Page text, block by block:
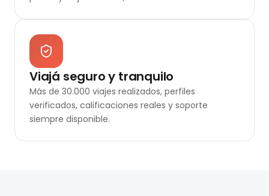
Viajá seguro y tranquilo
Más de 30.000 viajes realizados, perfiles
verificados, calificaciones reales y soporte
siempre disponible.